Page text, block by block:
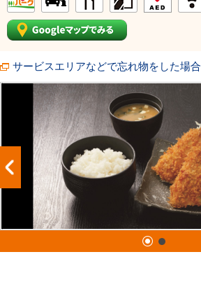
サービスエリアなどで忘れ物をした場合